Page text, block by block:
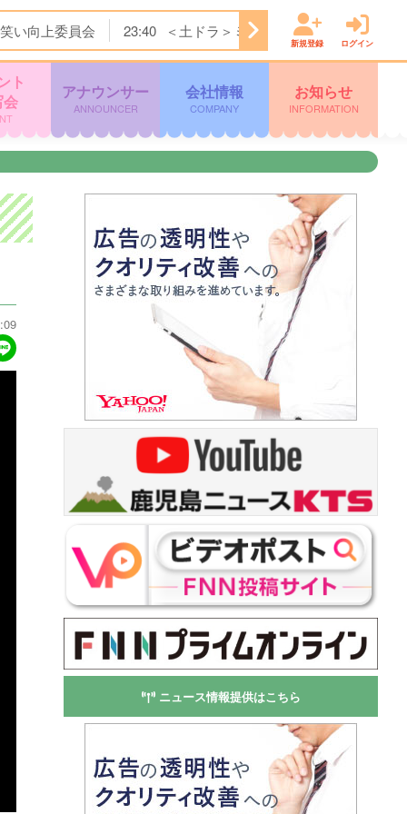
い向上委員会 23:40 ＜土ドラ＞ミッドナイト屋台 Ｓｅａ
新規登録 ログイン
ト
アナウンサー
ANNOUNCER
会社情報
COMPANY
お知らせ
INFORMATION
ニュース情報提供はこちら